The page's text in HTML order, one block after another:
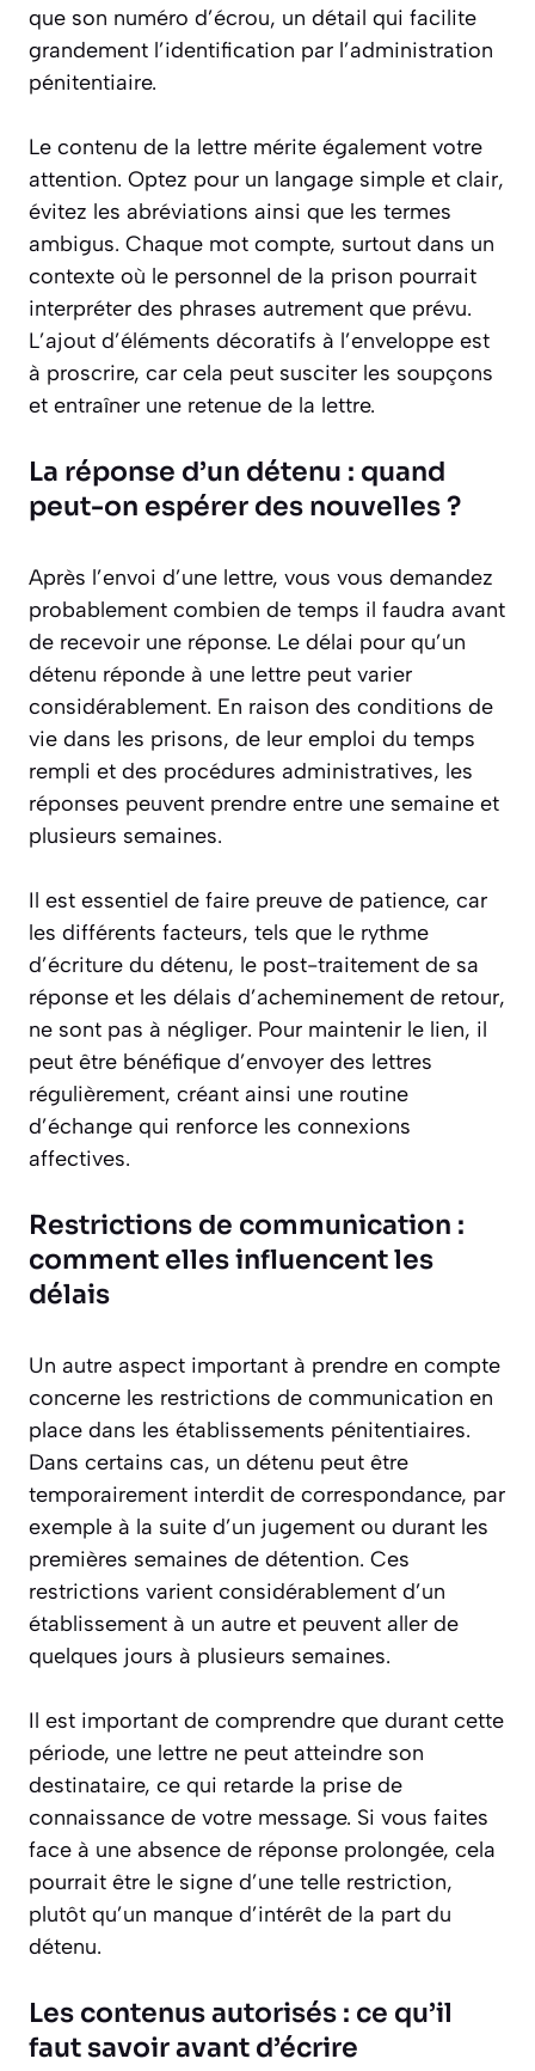
que son numéro d’écrou, un détail qui facilite
grandement l’identification par l’administration
pénitentiaire.
Le contenu de la lettre mérite également votre
attention. Optez pour un langage simple et clair,
évitez les abréviations ainsi que les termes
ambigus. Chaque mot compte, surtout dans un
contexte où le personnel de la prison pourrait
interpréter des phrases autrement que prévu.
L’ajout d’éléments décoratifs à l’enveloppe est
à proscrire, car cela peut susciter les soupçons
et entraîner une retenue de la lettre.
La réponse d’un détenu : quand
peut-on espérer des nouvelles ?
Après l’envoi d’une lettre, vous vous demandez
probablement combien de temps il faudra avant
de recevoir une réponse. Le délai pour qu’un
détenu réponde à une lettre peut varier
considérablement. En raison des conditions de
vie dans les prisons, de leur emploi du temps
rempli et des procédures administratives, les
réponses peuvent prendre entre une semaine et
plusieurs semaines.
Il est essentiel de faire preuve de patience, car
les différents facteurs, tels que le rythme
d’écriture du détenu, le post-traitement de sa
réponse et les délais d’acheminement de retour,
ne sont pas à négliger. Pour maintenir le lien, il
peut être bénéfique d’envoyer des lettres
régulièrement, créant ainsi une routine
d’échange qui renforce les connexions
affectives.
Restrictions de communication :
comment elles influencent les
délais
Un autre aspect important à prendre en compte
concerne les restrictions de communication en
place dans les établissements pénitentiaires.
Dans certains cas, un détenu peut être
temporairement interdit de correspondance, par
exemple à la suite d’un jugement ou durant les
premières semaines de détention. Ces
restrictions varient considérablement d’un
établissement à un autre et peuvent aller de
quelques jours à plusieurs semaines.
Il est important de comprendre que durant cette
période, une lettre ne peut atteindre son
destinataire, ce qui retarde la prise de
connaissance de votre message. Si vous faites
face à une absence de réponse prolongée, cela
pourrait être le signe d’une telle restriction,
plutôt qu’un manque d’intérêt de la part du
détenu.
Les contenus autorisés : ce qu’il
faut savoir avant d’écrire